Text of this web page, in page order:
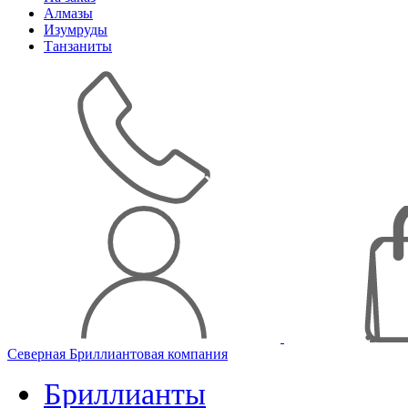
Алмазы
Изумруды
Танзаниты
Северная Бриллиантовая компания
Бриллианты